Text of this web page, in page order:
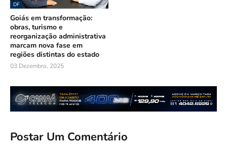
DF
Goiás em transformação:
obras, turismo e
reorganização administrativa
marcam nova fase em
regiões distintas do estado
03 Dezembro, 2025
Postar Um Comentário